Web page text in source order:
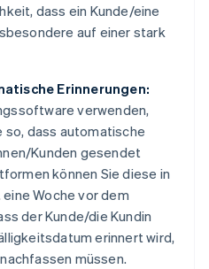
dass ein Kunde/eine
auf einer stark
Erinnerungen:
verwenden,
so, dass automatische
Kunden gesendet
können Sie diese in
eine Woche vor dem
der Kunde/die Kundin
erinnert wird,
müssen.